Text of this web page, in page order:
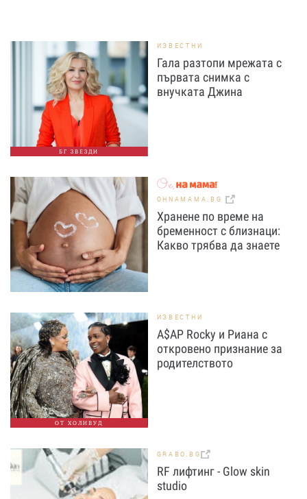
БГ ЗВЕЗДИ
ИЗВЕСТНИ
Гала разтопи мрежата с
първата снимка с
внучката Джина
OHNAMAMA.BG
Хранене по време на
бременност с близнаци:
Какво трябва да знаете
ОТ ХОЛИВУД
ИЗВЕСТНИ
A$AP Rocky и Риана с
откровено признание за
родителството
GRABO.BG
RF лифтинг - Glow skin
studio